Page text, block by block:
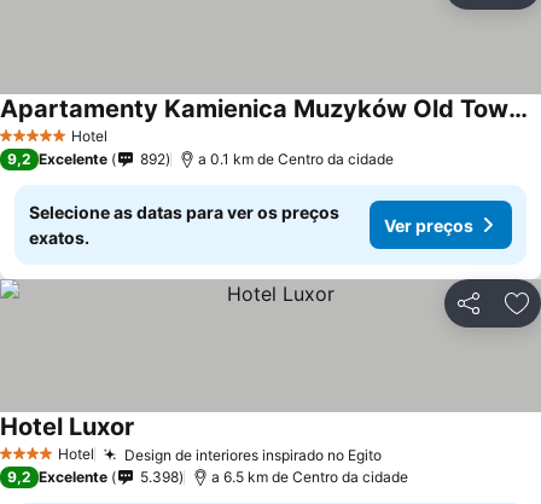
5 Estrelas Hotel
Apartamenty Kamienica Muzyków Old Town Lublin
Ver preços
9,2 Excelente 892 a 0.1 km de Centro da cidade
Selecione as datas para ver os preços
exatos.
Ver preços
Partilhar
4 EstrelasHotel Design de interiores inspirado no EgitoVer preços
Hotel Luxor
9,2 Excelente 5.398 a 6.5 km de Centro da cidade